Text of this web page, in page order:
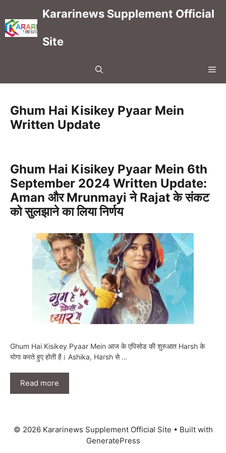
content
Kararinews Supplement Official
Site
Ghum Hai Kisikey Pyaar Mein
Written Update
Ghum Hai Kisikey Pyaar Mein 6th
September 2024 Written Update:
Aman और Mrunmayi ने Rajat के संकट
को सुलझाने का लिया निर्णय
Ghum Hai Kisikey Pyaar Mein आज के एपिसोड की शुरुआत Harsh के
योगा करते हुए होती है। Ashika, Harsh से …
Read more
© 2026 Kararinews Supplement Official Site • Built with
GeneratePress